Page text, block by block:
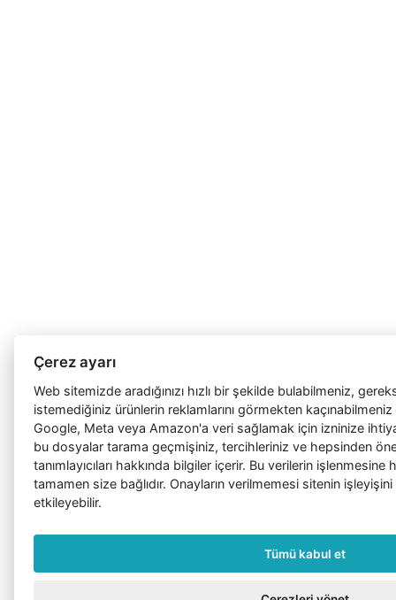
Çerez ayarı
Web sitemizde aradığınızı hızlı bir şekilde bulabilmeniz,
istemediğiniz ürünlerin reklamlarını görmekten
Google, Meta veya Amazon'a veri sağlamak için izninize
bu dosyalar tarama geçmişiniz, tercihleriniz ve hepsinden
tanımlayıcıları hakkında bilgiler içerir. Bu verilerin
tamamen size bağlıdır. Onayların verilmemesi sitenin
etkileyebilir.
Tümü kabul et